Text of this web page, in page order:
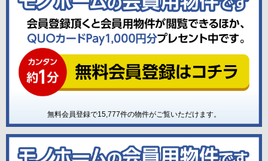
無料会員登録で15,777件の物件がご覧いただけます。